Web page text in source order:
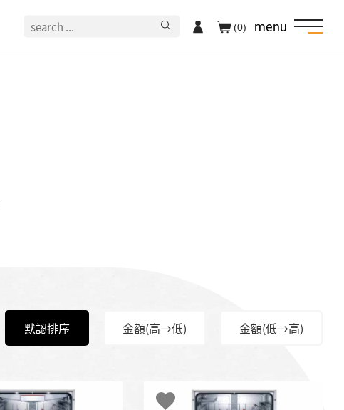
menu
(0)
默認排序 金額(高→低) 金額(低→高)